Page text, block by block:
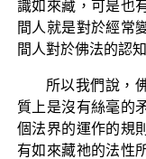
識如來藏，可是也
間人就是對於經常
間人對於佛法的認
所以我們說，
質上是沒有絲毫的
個法界的運作的規
有如來藏祂的法性